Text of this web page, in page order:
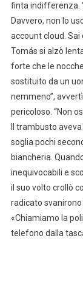
finta indifferenza.
Davvero, non lo
account cloud. Sai
Tomás si alzò
forte che le
sostituito da un
nemmeno”,
pericoloso. “Non
Il trambusto
soglia pochi
biancheria.
inequivocabili e
il suo volto crollò
radicato
«Chiamiamo la
telefono dalla